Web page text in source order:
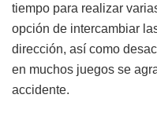
tiempo para realizar
opción de intercambiar
dirección, así como
en muchos juegos se
accidente.